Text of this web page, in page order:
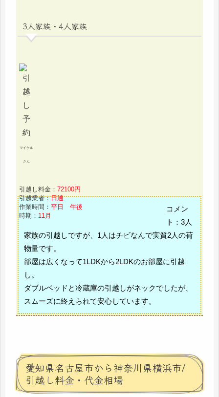
3人家族・4人家族
マイケル
さん
引越し料金： 72100円
引越業者：日通
作業時間： 平日 午後
時期： 11月
コメン
ト：3人
家族の引越しですが、1人はチビなんで実質2人の荷
物量です。
部屋は広くなって1LDKから2LDKのお部屋に引越
し。
ダブルベッドと冷蔵庫の引越しがネックでしたが、
スムーズに終えられて安心しています。
愛知県名古屋市から神奈川県横浜市/
引越し料金・代金相場